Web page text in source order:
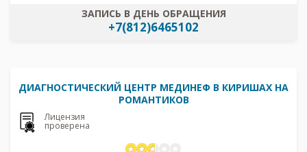
ЗАПИСЬ В ДЕНЬ ОБРАЩЕНИЯ
+7(812)6465102
ДИАГНОСТИЧЕСКИЙ ЦЕНТР МЕДИНЕФ В КИРИШАХ НА
РОМАНТИКОВ
Лицензия
проверена